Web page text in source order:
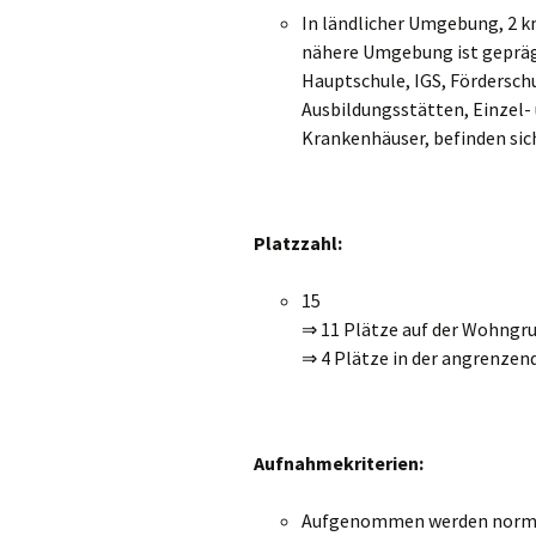
In ländlicher Umgebung, 2
nähere Umgebung ist
Hauptschule, IGS,
Ausbildungsstätten, Einzel-
Krankenhäuser, befinden
Platzzahl:
15
⇒ 11 Plätze auf der
⇒ 4 Plätze in der
Aufnahmekriterien:
Aufgenommen werden